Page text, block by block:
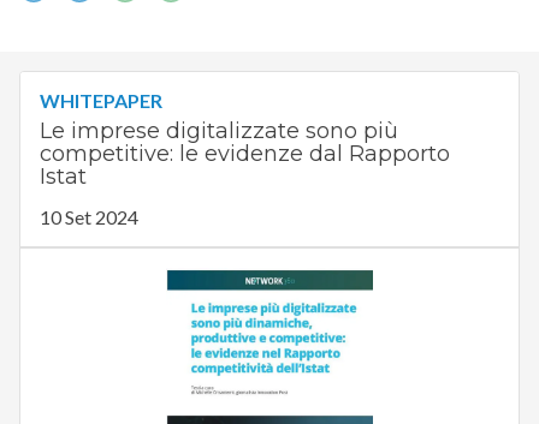
WHITEPAPER
Le imprese digitalizzate sono più
competitive: le evidenze dal Rapporto
Istat
10 Set 2024